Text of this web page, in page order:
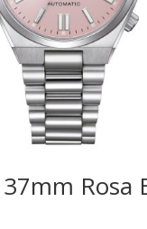
Rosa